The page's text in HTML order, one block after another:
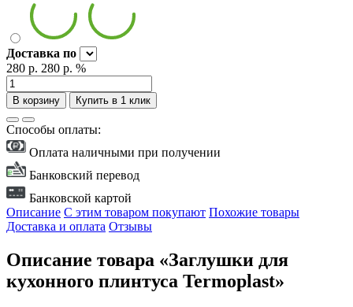
Доставка по
280 р. 280 р. %
В корзину Купить в 1 клик
Способы оплаты:
Оплата наличными при получении
Банковский перевод
Банковской картой
Описание С этим товаром покупают Похожие товары
Доставка и оплата Отзывы
Описание товара «Заглушки для
кухонного плинтуса Termoplast»